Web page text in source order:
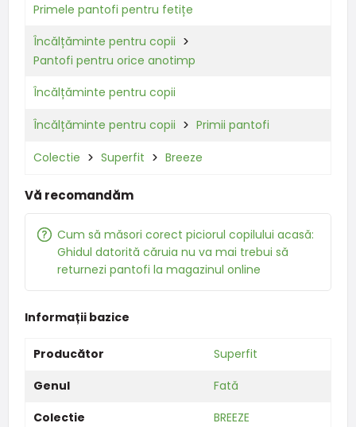
Primele pantofi pentru fetițe
Încălțăminte pentru copii
Pantofi pentru orice anotimp
Încălțăminte pentru copii
Încălțăminte pentru copii Primii pantofi
Colectie Superfit Breeze
Vă recomandăm
Cum să măsori corect piciorul copilului acasă:
Ghidul datorită căruia nu va mai trebui să
returnezi pantofi la magazinul online
Informații bazice
Producător
Superfit
Genul
Fată
Colectie
BREEZE